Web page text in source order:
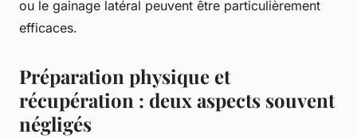
ou le gainage latéral peuvent être particulièrement
efficaces.
Préparation physique et
récupération : deux aspects souvent
négligés